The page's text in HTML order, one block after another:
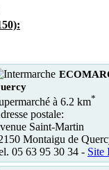
à 6.2 km*
postale:
Saint-Martin
Montaigu de
05 63 95 30 34 - Site